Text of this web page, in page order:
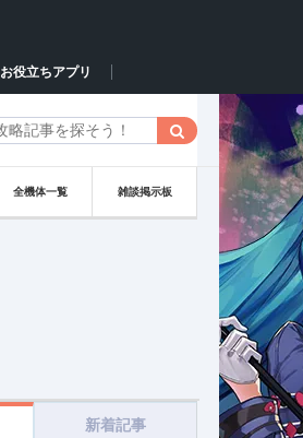
お役立ちアプリ
全機体一覧 雑談掲示板
新着記事